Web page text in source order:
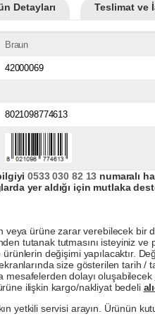
Detayları Teslimat ve
Braun
42000069
8021098774613
0533 030 82 13 numaralı
yer aldığı için mutlaka
ürüne zarar verebilecek
tutanak tutmasını isteyiniz ve
değişimi yapılacaktır.
size gösterilen tarih
mesafelerden dolayı oluşabilecek
ilişkin kargo/nakliyat bedeli
yetkili servisi arayın. Ürünün